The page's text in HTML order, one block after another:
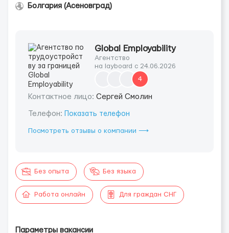
Болгария (Асеновград)
Global Employability
Агентство
на layboard с 24.06.2026
4
Контактное лицо: Сергей Смолин
Телефон: Показать телефон
Посмотреть отзывы о компании ⟶
Без опыта Без языка
Работа онлайн Для граждан СНГ
Параметры вакансии